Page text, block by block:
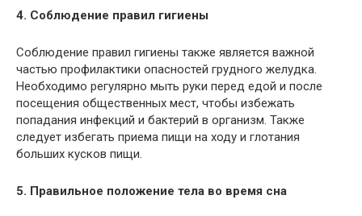
4. Соблюдение правил гигиены
Соблюдение правил гигиены также является важной
частью профилактики опасностей грудного желудка.
Необходимо регулярно мыть руки перед едой и после
посещения общественных мест, чтобы избежать
попадания инфекций и бактерий в организм. Также
следует избегать приема пищи на ходу и глотания
больших кусков пищи.
5. Правильное положение тела во время сна